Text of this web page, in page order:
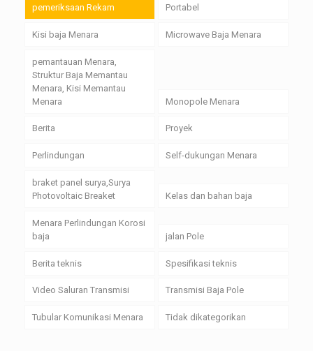
pemeriksaan Rekam
Portabel
Kisi baja Menara Microwave Baja Menara
pemantauan Menara,
Struktur Baja Memantau
Menara, Kisi Memantau
Menara
Monopole Menara
Berita Proyek
Perlindungan Self-dukungan Menara
braket panel surya,Surya
Photovoltaic Breaket
Kelas dan bahan baja
Menara Perlindungan Korosi
baja
jalan Pole
Berita teknis Spesifikasi teknis
Video Saluran Transmisi Transmisi Baja Pole
Tubular Komunikasi Menara Tidak dikategorikan